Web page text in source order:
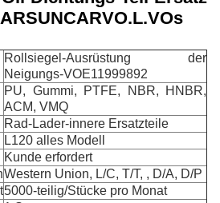
Rollsiegel-Ausrüstung der
Neigungs-VOE11999892
PU, Gummi, PTFE, NBR, HNBR,
ACM, VMQ
Rad-Lader-innere Ersatzteile
L120 alles Modell
Kunde erfordert
Western Union, L/C, T/T, , D/A, D/P
5000-teilig/Stücke pro Monat